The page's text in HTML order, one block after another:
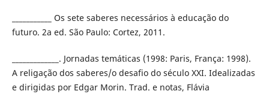
___________ Os sete saberes necessários à educação do
futuro. 2a ed. São Paulo: Cortez, 2011.
_____________. Jornadas temáticas (1998: Paris, França: 1998).
A religação dos saberes/o desafio do século XXI. Idealizadas
e dirigidas por Edgar Morin. Trad. e notas, Flávia